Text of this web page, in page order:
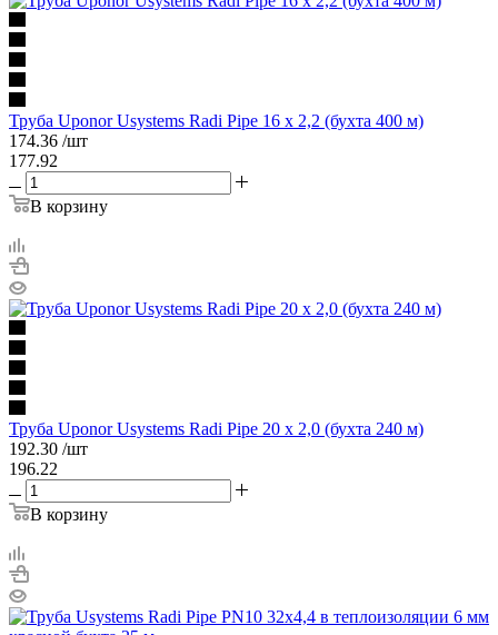
Труба Uponor Usystems Radi Pipe 16 х 2,2 (бухта 400 м)
174.36 /шт
177.92
В корзину
Труба Uponor Usystems Radi Pipe 20 х 2,0 (бухта 240 м)
192.30 /шт
196.22
В корзину